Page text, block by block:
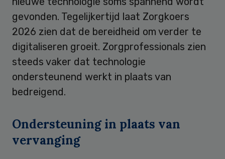
gevonden. Tegelijkertijd laat Zorgkoers
2026 zien dat de bereidheid om verder te
digitaliseren groeit. Zorgprofessionals zien
steeds vaker dat technologie
ondersteunend werkt in plaats van
bedreigend.
Ondersteuning in plaats van
vervanging